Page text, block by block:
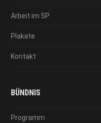
Arbeit im SP
Plakate
Kontakt
BÜNDNIS
Programm